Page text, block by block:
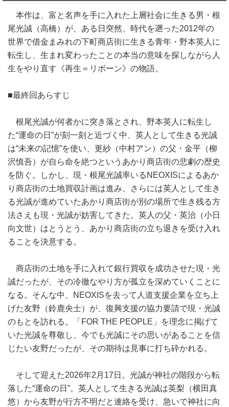
本作は、富と名声を手に入れた上層社会に生きる男・根
尾光誠（高橋）が、ある日突然、時代を遡った2012年の
世界で借金まみれの下町商店街に生きる青年・野本英人に
転生し、生まれ変わったことの本当の意味を探しながら人
生をやり直す《再生＝リボーン》の物語。
■最終回あらすじ
根尾光誠が何者かに突き落とされ、野本英人に転生し
た“運命の日”が刻一刻と近づく中、英人として生きる光誠
は“未来の記憶”を使い、更紗（中村アン）の父・金平（柳
沢慎吾）が自ら命を絶つというあかり商店街の悲劇の歴史
を防ぐ。しかし、現・根尾光誠率いるNEOXISによるあか
り商店街の土地買収計画は進み、さらには英人として生き
る光誠が進めていたあかり商店街が別の場所で生き残る方
法さえも現・光誠が妨害してきた。英人の父・英治（小日
向文世）はとうとう、あかり商店街の立ち退きを受け入れ
ることを決意する。
商店街の土地を手に入れて銀行買収を成功させた現・光
誠だったが、その冷徹なやり方が孤立を深めていくことに
なる。そんな中、NEOXISを去って人道支援企業を立ち上
げた友野（鈴鹿央士）が、復興支援の協力要請で現・光誠
のもとを訪れる。「FOR THE PEOPLE」を理念に掲げて
いた光誠を尊敬し、今でも光誠にその思いがあることを信
じたい友野だったが、その期待は見事に打ち砕かれる。
そして迎えた2026年2月17日。光誠が神社の階段から転
落した“運命の日”。英人として生きる光誠は英梨（横田真
悠）から友野が行方不明だと連絡を受け、急いで神社に向